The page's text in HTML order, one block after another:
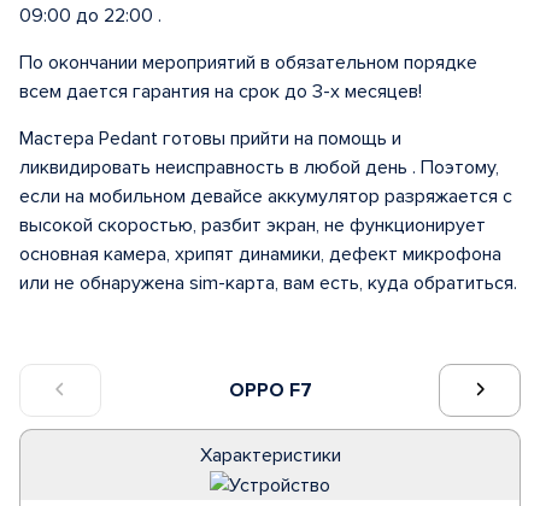
OPPO F7
Характеристики
09:00 до 22:00 .
По окончании мероприятий в обязательном порядке
всем дается гарантия на срок до 3-х месяцев!
Мастера Pedant готовы прийти на помощь и
ликвидировать неисправность в любой день . Поэтому,
если на мобильном девайсе аккумулятор разряжается с
высокой скоростью, разбит экран, не функционирует
основная камера, хрипят динамики, дефект микрофона
или не обнаружена sim-карта, вам есть, куда обратиться.